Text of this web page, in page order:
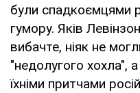
були спадкоємцями
гумору. Яків
вибачте, ніяк не
"недолугого хохла",
їхніми притчами